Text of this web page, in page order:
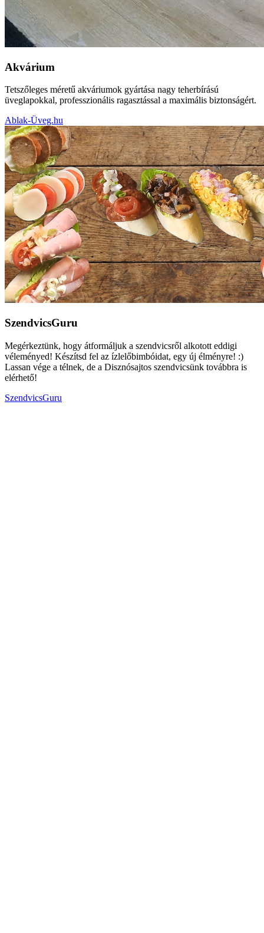
Akvárium
Tetszőleges méretű akváriumok gyártása nagy teherbírású
üveglapokkal, professzionális ragasztással a maximális biztonságért.
Ablak-Üveg.hu
SzendvicsGuru
Megérkeztünk, hogy átformáljuk a szendvicsről alkotott eddigi
véleményed! Készítsd fel az ízlelőbimbóidat, egy új élményre! :)
Lassan vége a télnek, de a Disznósajtos szendvicsünk továbbra is
elérhető!
SzendvicsGuru